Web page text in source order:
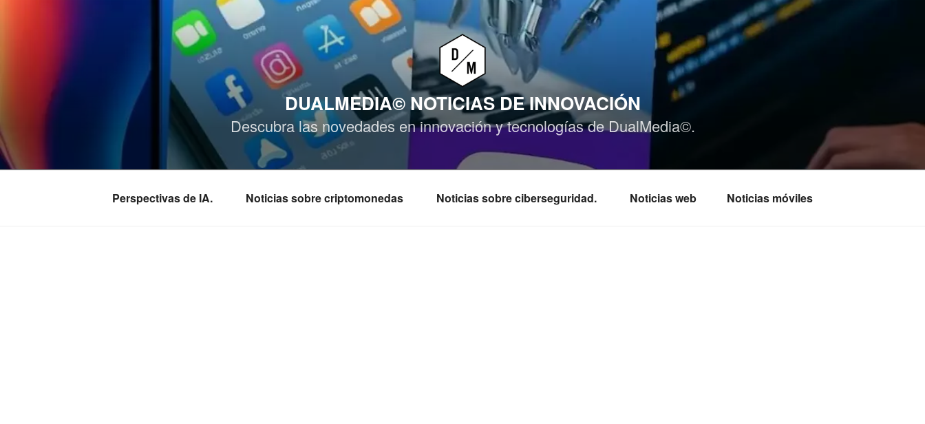
DUALMEDIA© NOTICIAS DE INNOVACIÓN
Descubra las novedades en innovación y tecnologías de DualMedia©.
Perspectivas de IA. Noticias sobre criptomonedas Noticias sobre ciberseguridad. Noticias web Noticias móviles